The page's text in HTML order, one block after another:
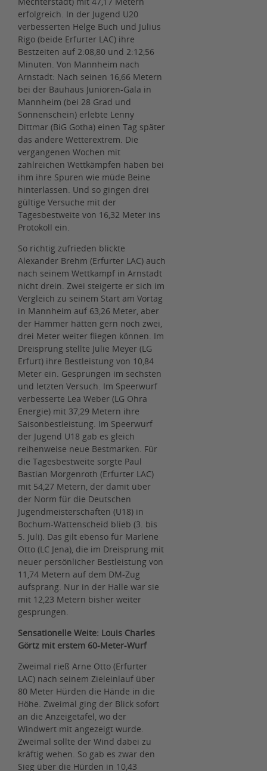
erfolgreich. In der Jugend U20
verbesserten Helge Buch und Julius
Rigo (beide Erfurter LAC) ihre
Bestzeiten auf 2:08,80 und 2:12,56
Minuten. Von Mannheim nach
Arnstadt: Nach seinen 16,66 Metern
bei der Bauhaus Junioren-Gala in
Mannheim (bei 28 Grad und
Sonnenschein) erlebte Lenny
Dittmar (BiG Gotha) einen Tag später
das andere Wetterextrem. Die
vergangenen Wochen mit
zahlreichen Wettkämpfen haben bei
ihm ihre Spuren wie müde Beine
hinterlassen. Und so gingen drei
gültige Versuche mit der
Tagesbestweite von 16,32 Meter ins
Protokoll ein.
So richtig zufrieden blickte
Alexander Brehm (Erfurter LAC) auch
nach seinem Wettkampf in Arnstadt
nicht drein. Zwei steigerte er sich im
Vergleich zu seinem Start am Vortag
in Mannheim auf 63,26 Meter, aber
der Hammer hätten gern noch zwei,
drei Meter weiter fliegen können. Im
Dreisprung stellte Julie Meyer (LG
Erfurt) ihre Bestleistung von 10,84
Meter ein. Gesprungen im sechsten
und letzten Versuch. Im Speerwurf
verbesserte Lea Weber (LG Ohra
Energie) mit 37,29 Metern ihre
Saisonbestleistung. Im Speerwurf
der Jugend U18 gab es gleich
reihenweise neue Bestmarken. Für
die Tagesbestweite sorgte Paul
Bastian Morgenroth (Erfurter LAC)
mit 54,27 Metern, der damit über
der Norm für die Deutschen
Jugendmeisterschaften (U18) in
Bochum-Wattenscheid blieb (3. bis
5. Juli). Das gilt ebenso für Marlene
Otto (LC Jena), die im Dreisprung mit
neuer persönlicher Bestleistung von
11,74 Metern auf dem DM-Zug
aufsprang. Nur in der Halle war sie
mit 12,23 Metern bisher weiter
gesprungen.
Sensationelle Weite: Louis Charles
Görtz mit erstem 60-Meter-Wurf
Zweimal rieß Arne Otto (Erfurter
LAC) nach seinem Zieleinlauf über
80 Meter Hürden die Hände in die
Höhe. Zweimal ging der Blick sofort
an die Anzeigetafel, wo der
Windwert mit angezeigt wurde.
Zweimal sollte der Wind dabei zu
kräftig wehen. So gab es zwar den
Sieg über die Hürden in 10,43